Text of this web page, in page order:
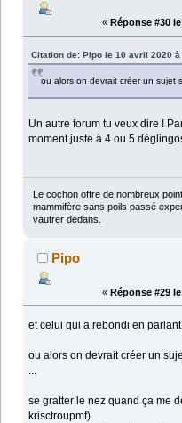
« Réponse #30
Citation de: Pipo le 10 avril 2020 à
ou alors on devrait créer un sujet
Un autre forum tu veux dire !
moment juste à 4 ou 5
Le cochon offre de nombreux
mammifère sans poils passé
vautrer dedans.
Pipo
« Réponse #29
et celui qui a rebondi en
ou alors on devrait créer un
se gratter le nez quand ça me
krisctroupmf)